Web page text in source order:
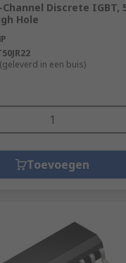
Discrete IGBT,
Hole
in een buis)
Toevoegen